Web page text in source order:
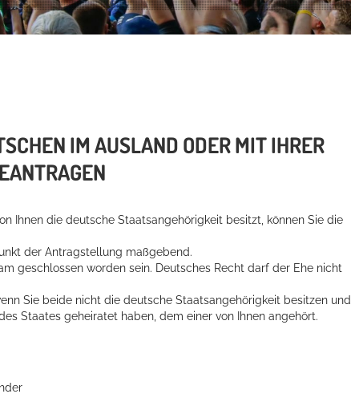
IM AUSLAND ODER MIT IHRER
Ihnen die deutsche Staatsangehörigkeit besitzt, können Sie die
der Antragstellung maßgebend.
geschlossen worden sein. Deutsches Recht darf der Ehe nicht
Sie beide nicht die deutsche Staatsangehörigkeit besitzen und
Staates geheiratet haben, dem einer von Ihnen angehört.